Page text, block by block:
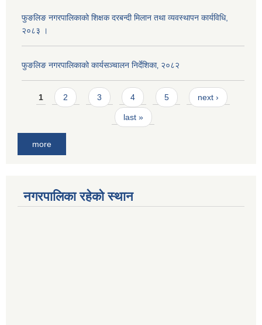
फुङलिङ नगरपालिकाको शिक्षक दरबन्दी मिलान तथा व्यवस्थापन कार्यविधि,
२०८३ ।
फुङलिङ नगरपालिकाको कार्यसञ्चालन निर्देशिका‚ २०८२
Pages
1 2 3 4 5 next ›
last »
more
नगरपालिका रहेको स्थान